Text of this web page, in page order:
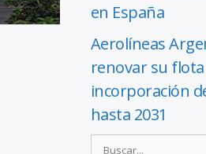
en España
Aerolíneas
renovar su
incorporación
hasta 2031